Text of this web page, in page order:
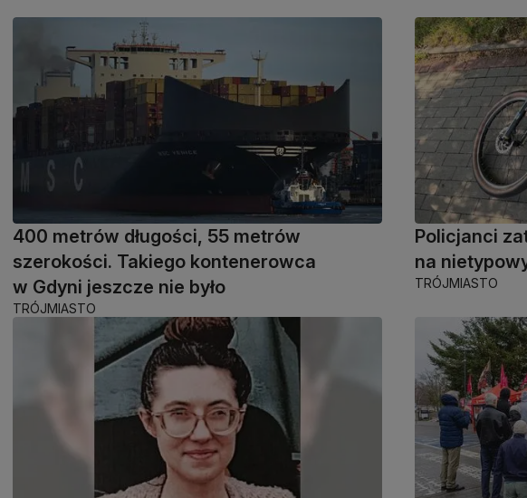
400 metrów długości, 55 metrów
szerokości. Takiego kontenerowca
w Gdyni jeszcze nie było
TRÓJMIASTO
Policjanci
na
TRÓJMIASTO